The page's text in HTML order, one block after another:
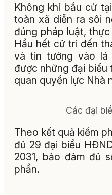
Không khí bầu cử
toàn xã diễn ra sôi
đúng pháp luật,
Hầu hết cử tri đến
và tin tưởng vào lá
được những đại
quan quyền lực Nhà
Các đại
Theo kết quả kiểm
đủ 29 đại biểu
2031, bảo đảm đủ
phần.